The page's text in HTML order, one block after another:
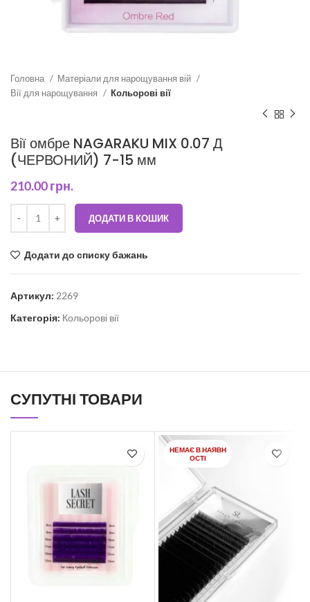
Головна
Матеріали для нарощування вій
Вії для нарощування
Кольорові вії
Вії омбре NAGARAKU MIX 0.07 Д
(ЧЕРВОНИЙ) 7-15 мм
210.00грн.
ДОДАТИ В КОШИК
Додати до списку бажань
Артикул: 2269
Категорія: Кольорові вії
СУПУТНІ ТОВАРИ
НЕМАЄ В НАЯВН
ОСТІ